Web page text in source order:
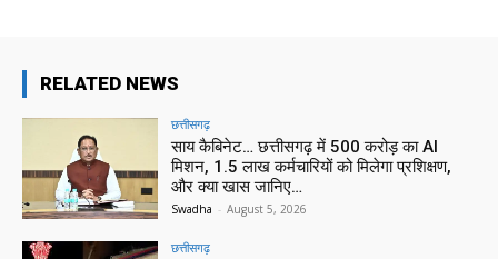
RELATED NEWS
छत्तीसगढ़
साय कैबिनेट… छत्तीसगढ़ में 500 करोड़ का AI
मिशन, 1.5 लाख कर्मचारियों को मिलेगा प्रशिक्षण,
और क्या खास जानिए…
Swadha - August 5, 2026
छत्तीसगढ़